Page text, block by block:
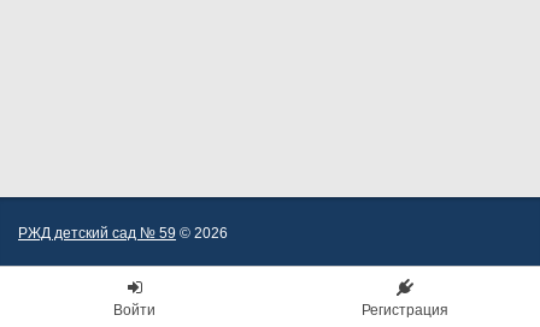
РЖД детский сад № 59 © 2026
Войти Регистрация